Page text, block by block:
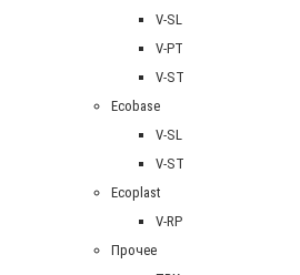
V-SL
V-PT
V-ST
Ecobase
V-SL
V-ST
Ecoplast
V-RP
Прочее